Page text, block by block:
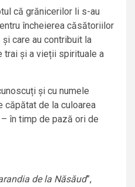
că grănicerilor li s-au
încheierea căsătoriilor
care au contribuit la
trai și a vieții spirituale a
și cu numele
căpătat de la culoarea
în timp de pază ori de
de la Năsăud”,